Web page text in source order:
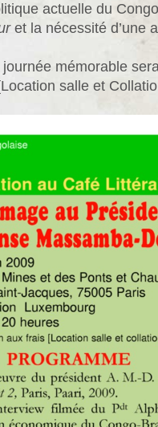
actuelle du
et la nécessité d’une
mémorable
salle et